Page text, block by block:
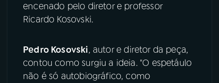
encenado pelo diretor e professor
Ricardo Kosovski.
Pedro Kosovski, autor e diretor da peça,
contou como surgiu a ideia. "O espetáulo
não é só autobiográfico, como